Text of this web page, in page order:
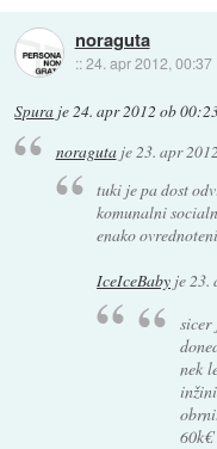
noraguta
::24. apr 2012, 00:37
Spura je24. apr 2012 ob
noragutaje 23. apr
tuki je pa dost
komunalni
enako
IceIceBaby je23.
sicer
nek
60k€